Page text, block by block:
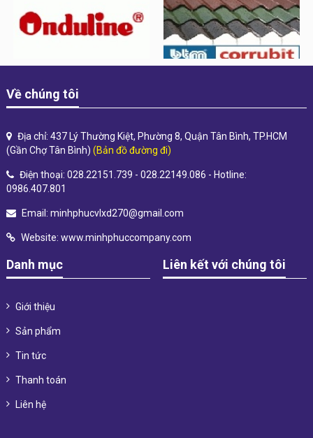
Về chúng tôi
Địa chỉ: 437 Lý Thường Kiệt, Phường 8, Quận Tân Bình, TP.HCM
(Gần Chợ Tân Bình) (Bản đồ đường đi)
Điện thoại: 028.22151.739 - 028.22149.086 - Hotline:
0986.407.801
Email: minhphucvlxd270@gmail.com
Website: www.minhphuccompany.com
Danh mục
Giới thiệu
Sản phẩm
Tin tức
Thanh toán
Liên hệ
Liên kết với chúng tôi